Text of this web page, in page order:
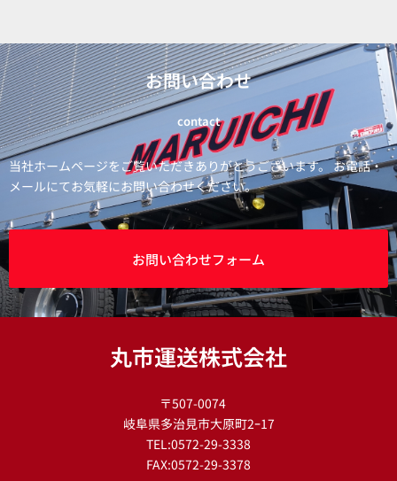
お問い合わせ
contact
当社ホームページをご覧いただきありがとうございます。 お電話・
メールにてお気軽にお問い合わせください。
お問い合わせフォーム
丸市運送株式会社
〒507-0074
岐阜県多治見市大原町2ｰ17
TEL:0572-29-3338
FAX:0572-29-3378